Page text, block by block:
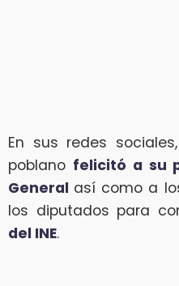
En sus redes
poblano felicitó a su
General así como a
los diputados para
del INE.